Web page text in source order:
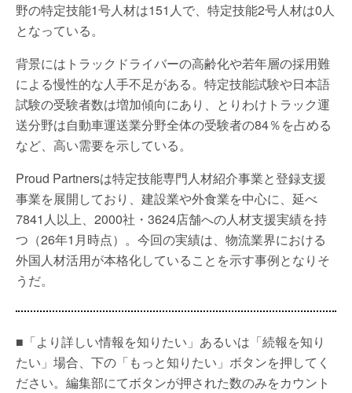
野の特定技能1号人材は151人で、特定技能2号人材は0人
となっている。
背景にはトラックドライバーの高齢化や若年層の採用難
による慢性的な人手不足がある。特定技能試験や日本語
試験の受験者数は増加傾向にあり、とりわけトラック運
送分野は自動車運送業分野全体の受験者の84％を占める
など、高い需要を示している。
Proud Partnersは特定技能専門人材紹介事業と登録支援
事業を展開しており、建設業や外食業を中心に、延べ
7841人以上、2000社・3624店舗への人材支援実績を持
つ（26年1月時点）。今回の実績は、物流業界における
外国人材活用が本格化していることを示す事例となりそ
うだ。
■「より詳しい情報を知りたい」あるいは「続報を知り
たい」場合、下の「もっと知りたい」ボタンを押してく
ださい。編集部にてボタンが押された数のみをカウント